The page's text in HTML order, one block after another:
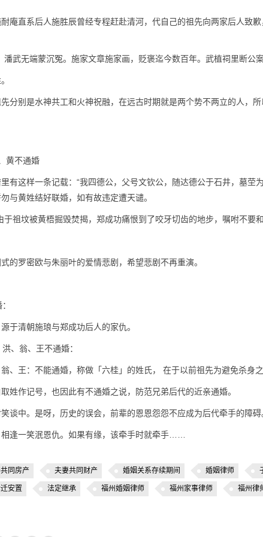
庵直系后人施胜辰曾经专程赶赴清河，代自己的祖先向两家后人致
潘武无端蒙沉冤。施家文章施家画，贬褒迄今数百年。武植祠里断公
分别是水神共工和火神祝融，在远古时期就是两个势不两立的人，
黄不通婚
有这样一条记载：“我四德公，父号文钦公，随达德公于石井，墓茔
与黄姓结好联婚，如有故违定遭天谴。
于祖坟被黄梧掘毁焚揭，郑成功痛恨到了咬牙切齿的地步，嘱咐不要和
的罗密欧与朱丽叶的爱情悲剧，希望悲剧不再重演。
于清朝施琅与郑成功后人的家仇。
、翁、王不通婚：
、王：不能通婚，称做「六桂」的姓氏， 在于以前祖先为避免杀身之
姓作记号，也因此有不通婚之说，防范兄弟后代的近亲通婚。
谈中。是呀，历史的误会，前辈的恩恩怨怨不应成为后代牵手的障碍
逢一笑泯恩仇。如果有缘，该牵手时就牵手……
同房产 夫妻共同财产 婚姻关系存续期间 婚姻律师
安置 法定继承 福州婚姻律师 福州家事律师 福州律